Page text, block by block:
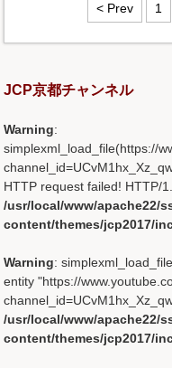
< Prev 1
JCP京都チャンネル
Warning:
simplexml_load_file(https://
HTTP request failed! HTTP/
/usr/local/www/apache22/
content/themes/jcp2017/
Warning:
entity "https://
/usr/local/www/apache22/
content/themes/jcp2017/